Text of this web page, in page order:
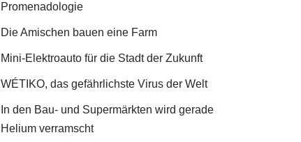
Promenadologie
Die Amischen bauen eine Farm
Mini-Elektroauto für die Stadt der Zukunft
WÉTIKO, das gefährlichste Virus der Welt
In den Bau- und Supermärkten wird gerade
Helium verramscht